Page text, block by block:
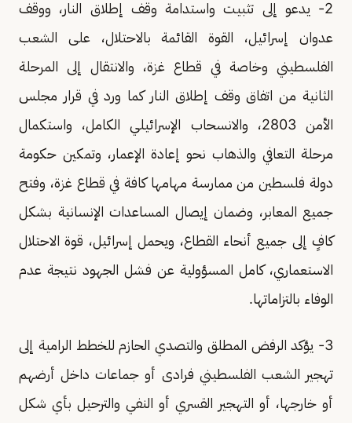
2- يدعو إلى تثبيت واستدامة وقف إطلاق النار، ووقف
عدوان إسرائيل، القوة القائمة بالاحتلال، على الشعب
الفلسطيني وخاصة في قطاع غزة، والانتقال إلى المرحلة
الثانية من اتفاق وقف إطلاق النار كما ورد في قرار مجلس
الأمن 2803، والانسحاب الإسرائيلي الكامل، واستكمال
مرحلة التعافي والذهاب نحو إعادة الإعمار، وتمكين حكومة
دولة فلسطين من ممارسة مهامها كافة في قطاع غزة، وفتح
جميع المعابر، وضمان إيصال المساعدات الإنسانية بشكل
كافٍ إلى جميع أنحاء القطاع، ويحمل إسرائيل، قوة الاحتلال
الاستعماري، كامل المسؤولية عن فشل الجهود نتيجة عدم
الوفاء بالتزاماتها.
3- يؤكد الرفض المطلق والتصدي الحازم للخطط الرامية إلى
تهجير الشعب الفلسطيني فرادى أو جماعات داخل أرضهم
أو خارجها، أو التهجير القسري أو النفي والترحيل بأي شكل